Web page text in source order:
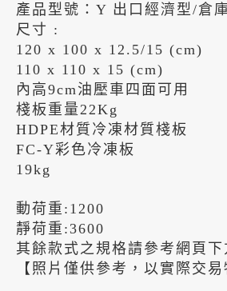
產品型號：Y 出口經濟型/倉
尺寸 :
120 x 100 x 12.5/15 (cm)
110 x 110 x 15 (cm)
內高9cm油壓車四面可用
棧板重量22Kg
HDPE材質冷凍材質棧板
FC-Y彩色冷凍板
19kg
動荷重:1200
靜荷重:3600
其餘款式之規格請參考網頁下
【照片僅供參考，以實際交易